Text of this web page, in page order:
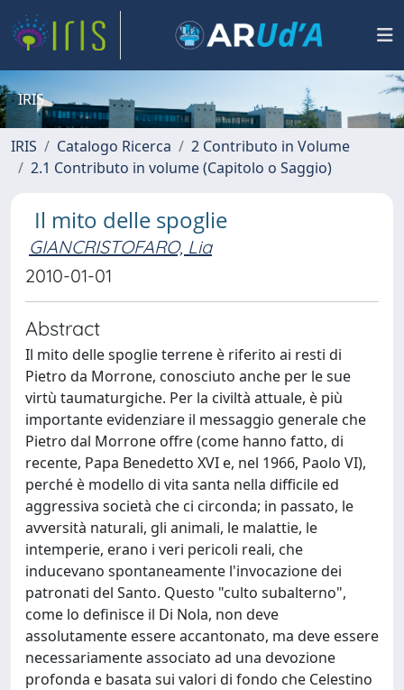
IRIS
IRIS Catalogo Ricerca
2 Contributo in Volume
2.1 Contributo in volume (Capitolo o Saggio)
Il mito delle spoglie
GIANCRISTOFARO, Lia
2010-01-01
Abstract
Il mito delle spoglie terrene è riferito ai resti di
Pietro da Morrone, conosciuto anche per le sue
virtù taumaturgiche. Per la civiltà attuale, è più
importante evidenziare il messaggio generale che
Pietro dal Morrone offre (come hanno fatto, di
recente, Papa Benedetto XVI e, nel 1966, Paolo VI),
perché è modello di vita santa nella difficile ed
aggressiva società che ci circonda; in passato, le
avversità naturali, gli animali, le malattie, le
intemperie, erano i veri pericoli reali, che
inducevano spontaneamente l'invocazione dei
patronati del Santo. Questo "culto subalterno",
come lo definisce il Di Nola, non deve
assolutamente essere accantonato, ma deve essere
necessariamente associato ad una devozione
profonda e basata sui valori di fondo che Celestino